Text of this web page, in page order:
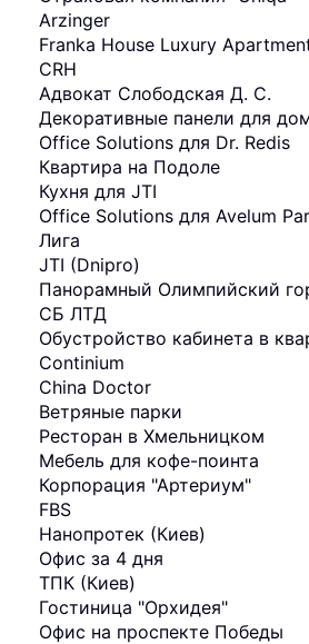
Arzinger
Franka House Luxury
CRH
Адвокат Слободская Д. С.
Декоративные панели для
Office Solutions для Dr. Redis
Квартира на Подоле
Кухня для JTI
Office Solutions для Avelum
Лига
JTI (Dnipro)
Панорамный Олимпийский
СБ ЛТД
Обустройство кабинета в
Continium
China Doctor
Ветряные парки
Ресторан в Хмельницком
Мебель для кофе-поинта
Корпорация "Артериум"
FBS
Нанопротек (Киев)
Офис за 4 дня
ТПК (Киев)
Гостиница "Орхидея"
Офис на проспекте Победы